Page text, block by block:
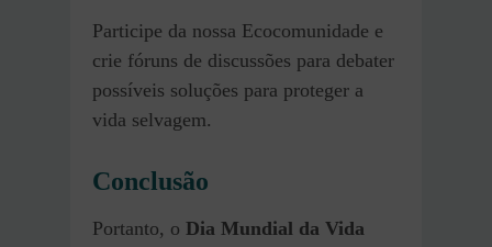
Participe da nossa Ecocomunidade e
crie fóruns de discussões para debater
possíveis soluções para proteger a
vida selvagem.
Conclusão
Portanto, o Dia Mundial da Vida